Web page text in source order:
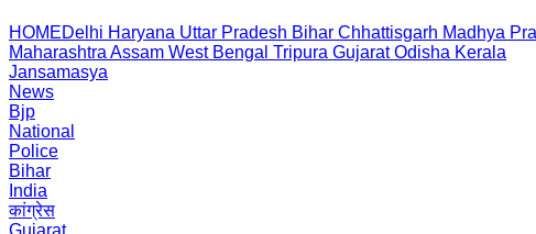
HOMEDelhi Haryana Uttar Pradesh Bihar Chhattisgarh Madhya
Maharashtra Assam West Bengal Tripura Gujarat Odisha Kerala
Jansamasya
News
Bjp
National
Police
Bihar
India
कांग्रेस
Gujarat